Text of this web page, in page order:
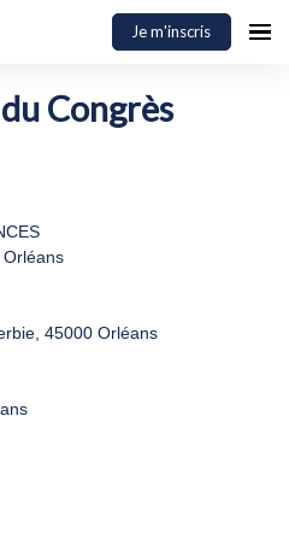
Je m'inscris
Congrès
45000 Orléans